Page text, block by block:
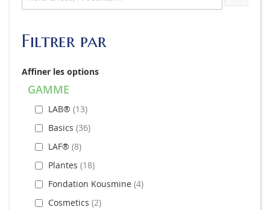
Filtrer par
Affiner les options
GAMME
LAB® 13
Basics 36
LAF® 8
Plantes 18
Fondation Kousmine 4
Cosmetics 2